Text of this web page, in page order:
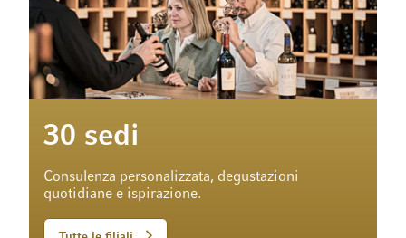
30 sedi
Consulenza personalizzata, degustazioni
quotidiane e ispirazione.